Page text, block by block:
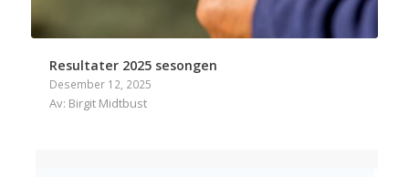
Resultater 2025 sesongen
Desember 12, 2025
Av: Birgit Midtbust